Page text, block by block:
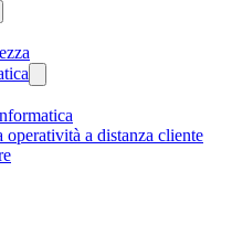
operatività a distanza cliente